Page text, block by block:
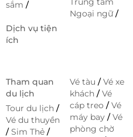
sắm /
Dịch vụ tiện
ích
Ngoại ngữ/
Tham quan
du lịch
Tour du lịch /
Vé du thuyền
/Sim Thẻ /
Vé tàu/Vé xe
khách/Vé
cáp treo/Vé
máy bay/Vé
phòng chờ